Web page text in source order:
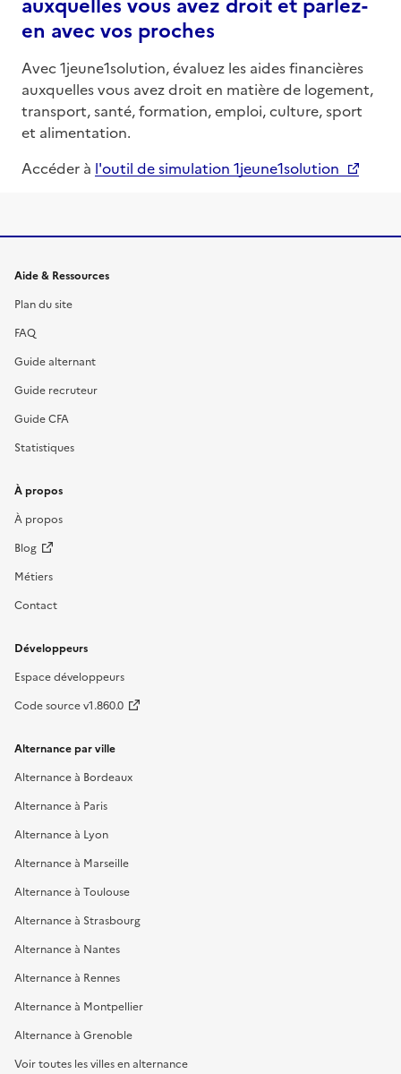
en avec vos proches
Avec 1jeune1solution, évaluez les aides financières
auxquelles vous avez droit en matière de logement,
transport, santé, formation, emploi, culture, sport
et alimentation.
Accéder à l'outil de simulation 1jeune1solution
Informations et liens du site
Aide & Ressources
Plan du site
FAQ
Guide alternant
Guide recruteur
Guide CFA
Statistiques
À propos
À propos
Blog
Métiers
Contact
Développeurs
Espace développeurs
Code source v1.860.0
Alternance par ville
Alternance à Bordeaux
Alternance à Paris
Alternance à Lyon
Alternance à Marseille
Alternance à Toulouse
Alternance à Strasbourg
Alternance à Nantes
Alternance à Rennes
Alternance à Montpellier
Alternance à Grenoble
Voir toutes les villes en alternance